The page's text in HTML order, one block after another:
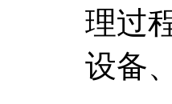
理过
设备